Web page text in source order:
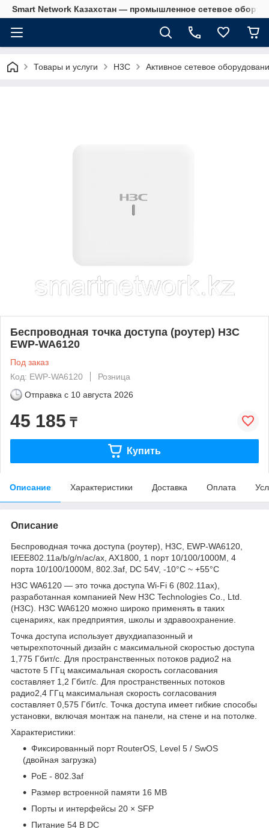
Smart Network Казахстан — промышленное сетевое
Товары и услуги H3C Активное сетевое
Беспроводная точка доступа (роутер) H3C
EWP-WA6120
Под заказ
Код: EWP-WA6120
Розница
Отправка с 10 августа 2026
45 185 ₸
Купить
Описание Характеристики Доставка Оплата
Описание
Беспроводная точка доступа (роутер), H3C, EWP-WA6120,
IEEE802.11a/b/g/n/ac/ax, AX1800, 1 порт 10/100/1000М, 4
порта 10/100/1000М, 802.3af, DC 54V, -10°C ~ +55°C
H3C WA6120 — это точка доступа Wi-Fi 6 (802.11ax),
разработанная компанией New H3C Technologies Co., Ltd.
(H3C). H3C WA6120 можно широко применять в таких
сценариях, как предприятия, школы и здравоохранение.
Точка доступа использует двухдиапазонный и
четырехпоточный дизайн с максимальной скоростью доступа
1,775 Гбит/с. Для пространственных потоков радио2 на
частоте 5 ГГц максимальная скорость согласования
составляет 1,2 Гбит/с. Для пространственных потоков
радио2,4 ГГц максимальная скорость согласования
составляет 0,575 Гбит/с. Точка доступа имеет гибкие способы
установки, включая монтаж на панели, на стене и на потолке.
Характеристики:
Фиксированный порт RouterOS, Level 5 / SwOS
(двойная загрузка)
PoE - 802.3af
Размер встроенной памяти 16 MB
Порты и интерфейсы 20 × SFP
Питание 54 В DC